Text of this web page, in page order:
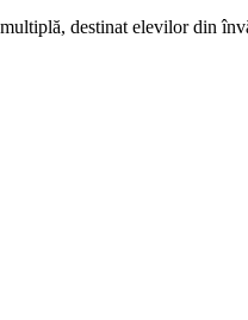
destinat elevilor din